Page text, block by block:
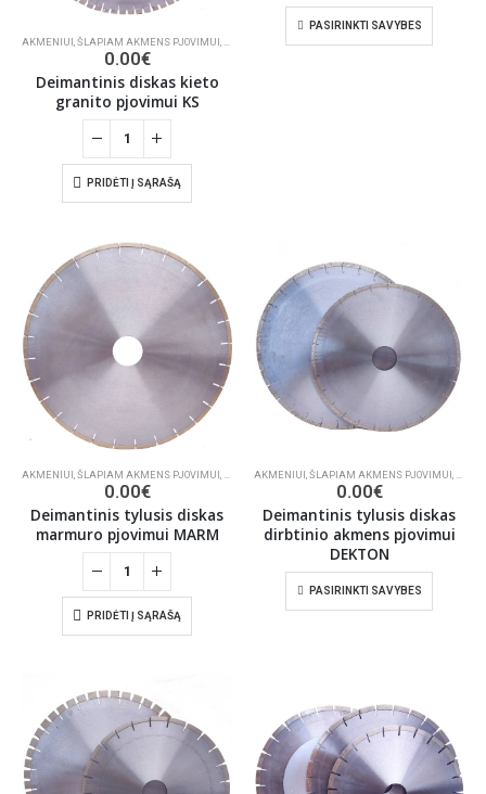
AKMENIUI ŠLAPIAM AKMENS PJOVIMUI
0.00€
Deimantinis diskas kieto
granito pjovimui KS
PRIDĖTI Į SĄRAŠĄ
PASIRINKTI SAVYBES
AKMENIUI ,ŠLAPIAM AKMENS PJOVIMUI , DEIMANTINIAI PJŪKLAI
0.00€
Deimantinis tylusis diskas
marmuro pjovimui MARM
PRIDĖTI Į SĄRAŠĄ
AKMENIUI ,ŠLAPIAM AKMENS PJOVIMUI ,
0.00€
Deimantinis tylusis diskas
dirbtinio akmens pjovimui
DEKTON
PASIRINKTI SAVYBES